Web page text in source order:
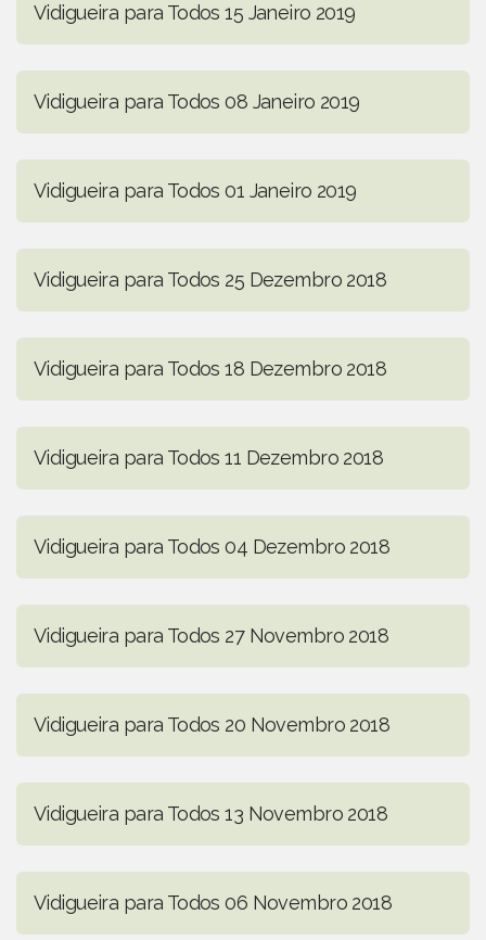
Vidigueira para Todos 15 Janeiro 2019
Vidigueira para Todos 08 Janeiro 2019
Vidigueira para Todos 01 Janeiro 2019
Vidigueira para Todos 25 Dezembro 2018
Vidigueira para Todos 18 Dezembro 2018
Vidigueira para Todos 11 Dezembro 2018
Vidigueira para Todos 04 Dezembro 2018
Vidigueira para Todos 27 Novembro 2018
Vidigueira para Todos 20 Novembro 2018
Vidigueira para Todos 13 Novembro 2018
Vidigueira para Todos 06 Novembro 2018